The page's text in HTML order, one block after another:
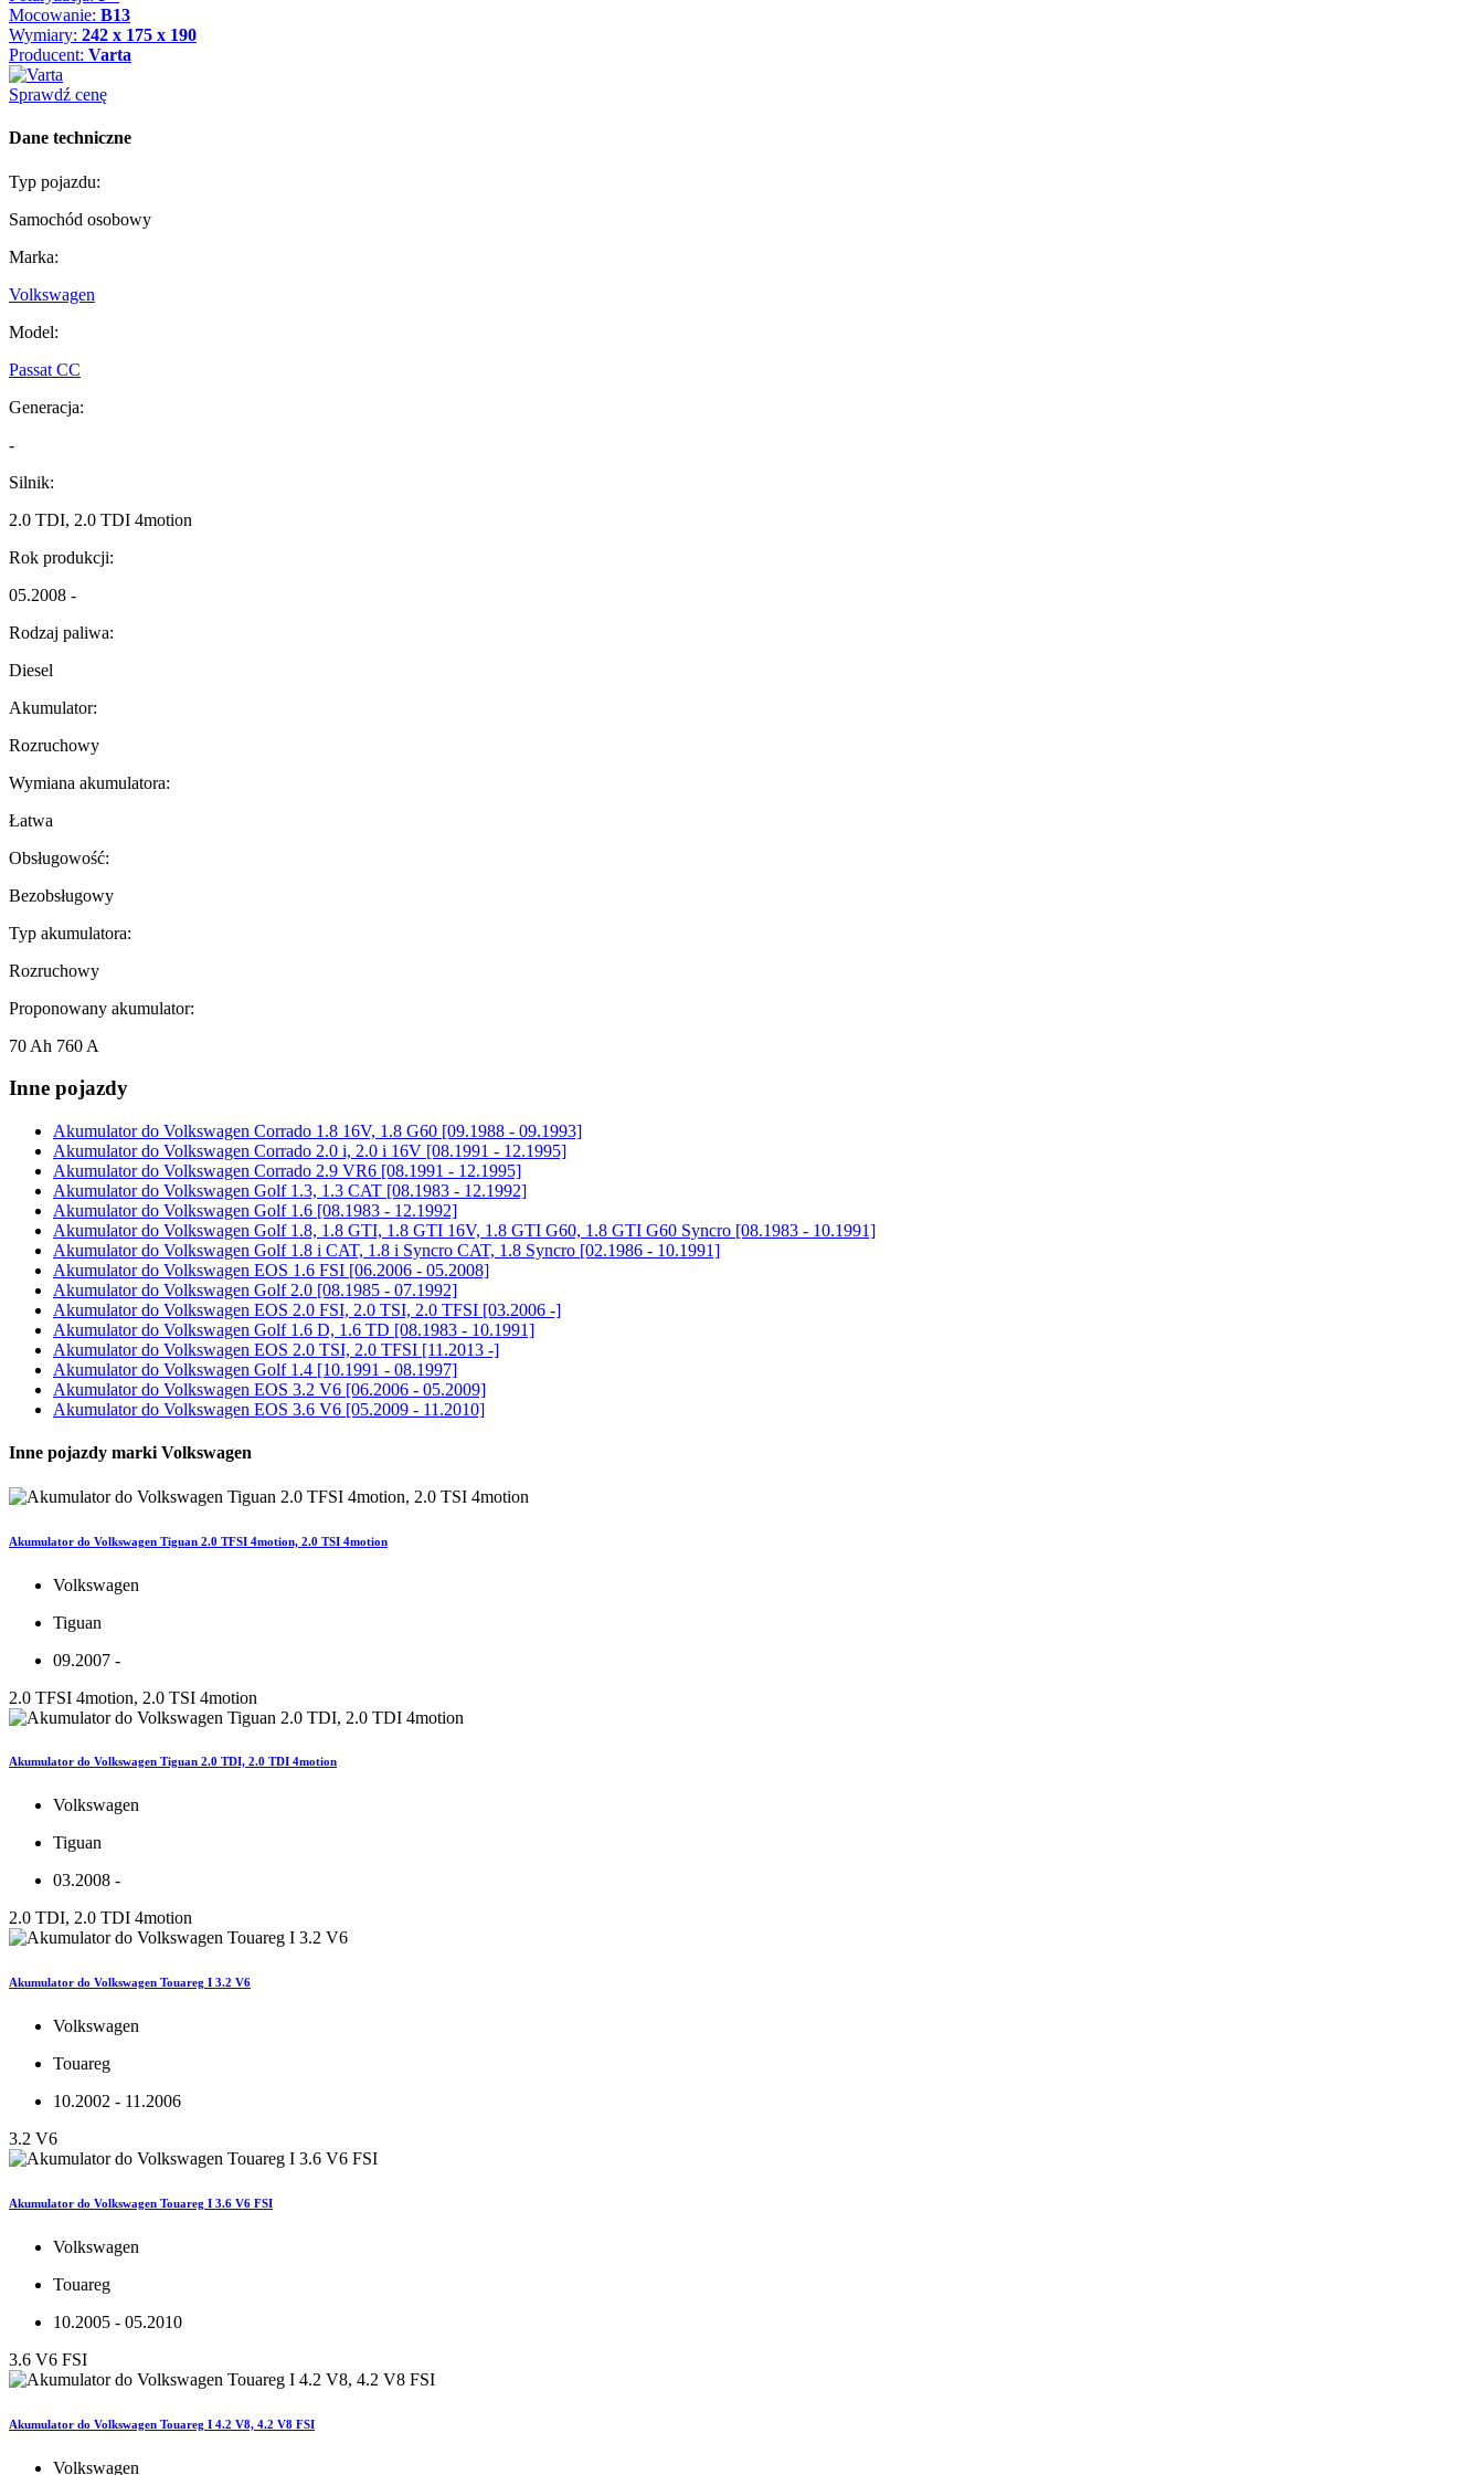
Mocowanie: B13
Wymiary: 242 x 175 x 190
Producent: Varta
Sprawdź cenę
Dane techniczne
Typ pojazdu:
Samochód osobowy
Marka:
Volkswagen
Model:
Passat CC
Generacja:
-
Silnik:
2.0 TDI, 2.0 TDI 4motion
Rok produkcji:
05.2008 -
Rodzaj paliwa:
Diesel
Akumulator:
Rozruchowy
Wymiana akumulatora:
Łatwa
Obsługowość:
Bezobsługowy
Typ akumulatora:
Rozruchowy
Proponowany akumulator:
70 Ah 760 A
Inne pojazdy
Akumulator do Volkswagen Corrado 1.8 16V, 1.8 G60 [09.1988 - 09.1993]
Akumulator do Volkswagen Corrado 2.0 i, 2.0 i 16V [08.1991 - 12.1995]
Akumulator do Volkswagen Corrado 2.9 VR6 [08.1991 - 12.1995]
Akumulator do Volkswagen Golf 1.3, 1.3 CAT [08.1983 - 12.1992]
Akumulator do Volkswagen Golf 1.6 [08.1983 - 12.1992]
Akumulator do Volkswagen Golf 1.8, 1.8 GTI, 1.8 GTI 16V, 1.8 GTI G60, 1.8 GTI G60 Syncro [08.1983 - 10.1991]
Akumulator do Volkswagen Golf 1.8 i CAT, 1.8 i Syncro CAT, 1.8 Syncro [02.1986 - 10.1991]
Akumulator do Volkswagen EOS 1.6 FSI [06.2006 - 05.2008]
Akumulator do Volkswagen Golf 2.0 [08.1985 - 07.1992]
Akumulator do Volkswagen EOS 2.0 FSI, 2.0 TSI, 2.0 TFSI [03.2006 -]
Akumulator do Volkswagen Golf 1.6 D, 1.6 TD [08.1983 - 10.1991]
Akumulator do Volkswagen EOS 2.0 TSI, 2.0 TFSI [11.2013 -]
Akumulator do Volkswagen Golf 1.4 [10.1991 - 08.1997]
Akumulator do Volkswagen EOS 3.2 V6 [06.2006 - 05.2009]
Akumulator do Volkswagen EOS 3.6 V6 [05.2009 - 11.2010]
Inne pojazdy marki Volkswagen
Akumulator do Volkswagen Tiguan 2.0 TFSI 4motion, 2.0 TSI 4motion
Volkswagen
Tiguan
09.2007 -
2.0 TFSI 4motion, 2.0 TSI 4motion
Akumulator do Volkswagen Tiguan 2.0 TDI, 2.0 TDI 4motion
Volkswagen
Tiguan
03.2008 -
2.0 TDI, 2.0 TDI 4motion
Akumulator do Volkswagen Touareg I 3.2 V6
Volkswagen
Touareg
10.2002 - 11.2006
3.2 V6
Akumulator do Volkswagen Touareg I 3.6 V6 FSI
Volkswagen
Touareg
10.2005 - 05.2010
3.6 V6 FSI
Akumulator do Volkswagen Touareg I 4.2 V8, 4.2 V8 FSI
Volkswagen